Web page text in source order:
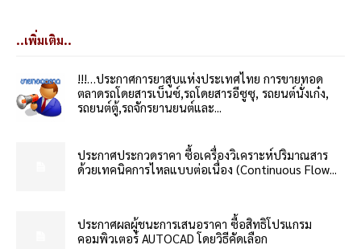
..เพิ่มเติม..
!!!…ประกาศการยาสูบแห่งประเทศไทย การขายทอด
ตลาดรถโดยสารเบ็นซ์,รถโดยสารอีซูซุ, รถยนต์นั่งเก๋ง,
รถยนต์ตู้,รถจักรยานยนต์และ...
ประกาศประกวดราคา ซื้อเครื่องวิเคราะห์ปริมาณสาร
ด้วยเทคนิคการไหลแบบต่อเนื่อง (Continuous Flow...
ประกาศผลผู้ชนะการเสนอราคา ซื้อสิทธิโปรแกรม
คอมพิวเตอร์ AUTOCAD โดยวิธีคัดเลือก